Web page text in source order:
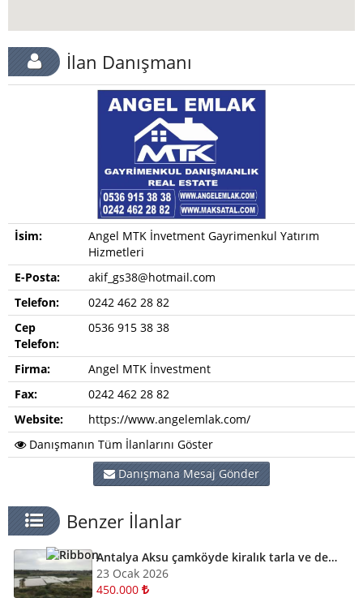
İlan Danışmanı
İsim:
Angel MTK İnvetment Gayrimenkul Yatırım
Hizmetleri
E-Posta:
akif_gs38@hotmail.com
Telefon:
0242 462 28 82
Cep
Telefon:
0536 915 38 38
Firma:
Angel MTK İnvestment
Fax:
0242 462 28 82
Website:
https://www.angelemlak.com/
Danışmanın Tüm İlanlarını Göster
Danışmana Mesaj Gönder
Benzer İlanlar
Antalya Aksu çamköyde kiralık tarla ve depolar için bizi arayabilirsiniz
23 Ocak 2026
450.000